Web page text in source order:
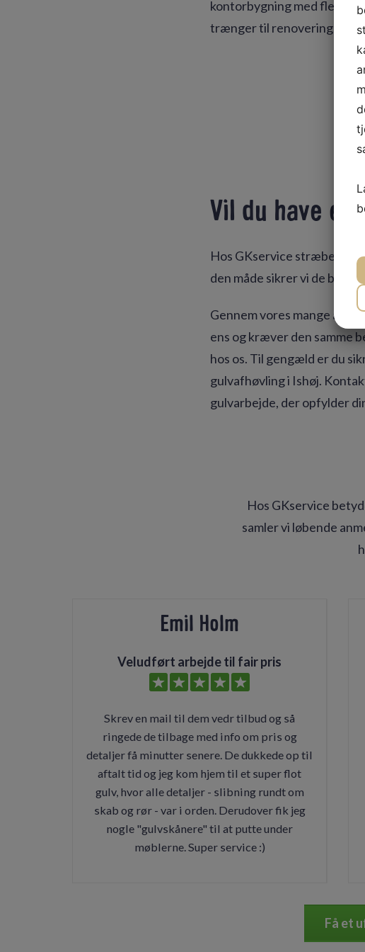
kontorbygning med flere
trænger til renovering, kan
Vil du have et
Hos GKservice stræber vi
den måde sikrer vi de
Gennem vores mange års
ens og kræver den samme
hos os. Til gengæld er du
gulvafhøvling i Ishøj.
gulvarbejde, der opfylder
Hos GKservice
samler vi løbende
Emil Holm
Veludført arbejde til fair pris
Skrev en mail til dem vedr tilbud og så
ringede de tilbage med info om pris og
detaljer få minutter senere. De dukkede op til
aftalt tid og jeg kom hjem til et super flot
gulv, hvor alle detaljer - slibning rundt om
skab og rør - var i orden. Derudover fik jeg
nogle "gulvskånere" til at putte under
møblerne. Super service :)
Få et